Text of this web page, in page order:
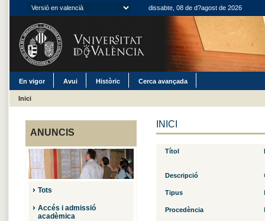
dissabte, 08 de d?agost de 2026
En vigor Avui Històric Cerca avançada
Inici
ANUNCIS
Tots
Accés i admissió
acadèmica
INICI
Títol
Descripció
Tipus
Procedència